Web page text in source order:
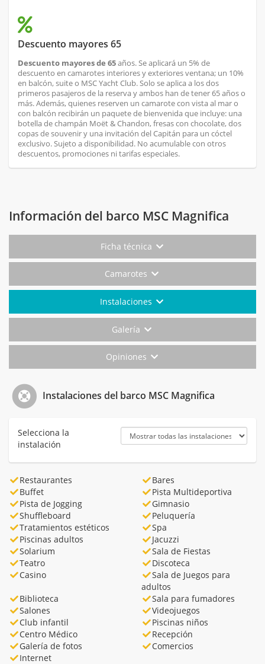
Descuento mayores 65
Descuento mayores de 65años. Se aplicará un 5% de
descuento en camarotes interiores y exteriores ventana; un 10%
en balcón, suite o MSC Yacht Club. Solo se aplica a los dos
primeros pasajeros de la reserva y ambos han de tener 65 años o
más. Además, quienes reserven un camarote con vista al mar o
con balcón recibirán un paquete de bienvenida que incluye: una
botella de champán Moët & Chandon, fresas con chocolate, dos
copas de souvenir y una invitación del Capitán para un cóctel
exclusivo. Sujeto a disponibilidad. No acumulable con otros
descuentos, promociones ni tarifas especiales.
Información del barco MSC Magnifica
Ficha técnica
Camarotes
Instalaciones
Galería
Opiniones
Instalaciones del barco MSC Magnifica
Selecciona la
instalación
Restaurantes
Bares
Buffet
Pista Multideportiva
Pista de Jogging
Gimnasio
Shuffleboard
Peluquería
Tratamientos estéticos
Spa
Piscinas adultos
Jacuzzi
Solarium
Sala de Fiestas
Teatro
Discoteca
Casino
Sala de Juegos para
adultos
Biblioteca
Sala para fumadores
Salones
Videojuegos
Club infantil
Piscinas niños
Centro Médico
Recepción
Galería de fotos
Comercios
Internet